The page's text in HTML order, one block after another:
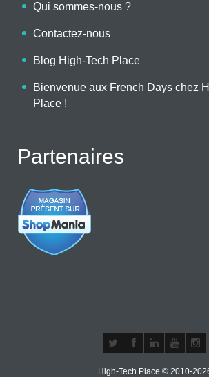
Qui sommes-nous ?
Contactez-nous
Blog High-Tech Place
Bienvenue aux French Days chez
Place !
Partenaires
High-Tech Place © 2010-